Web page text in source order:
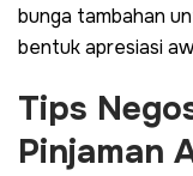
bunga tambahan
bentuk apresiasi
Tips
Pinjaman